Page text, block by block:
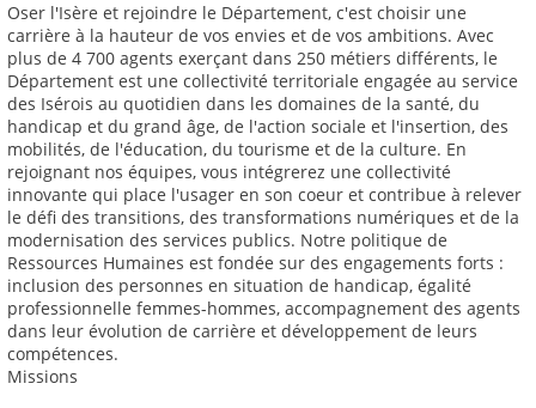
Oser l'Isère et rejoindre le Département, c'est choisir une
carrière à la hauteur de vos envies et de vos ambitions. Avec
plus de 4 700 agents exerçant dans 250 métiers différents, le
Département est une collectivité territoriale engagée au service
des Isérois au quotidien dans les domaines de la santé, du
handicap et du grand âge, de l'action sociale et l'insertion, des
mobilités, de l'éducation, du tourisme et de la culture. En
rejoignant nos équipes, vous intégrerez une collectivité
innovante qui place l'usager en son coeur et contribue à relever
le défi des transitions, des transformations numériques et de la
modernisation des services publics. Notre politique de
Ressources Humaines est fondée sur des engagements forts :
inclusion des personnes en situation de handicap, égalité
professionnelle femmes-hommes, accompagnement des agents
dans leur évolution de carrière et développement de leurs
compétences.
Missions